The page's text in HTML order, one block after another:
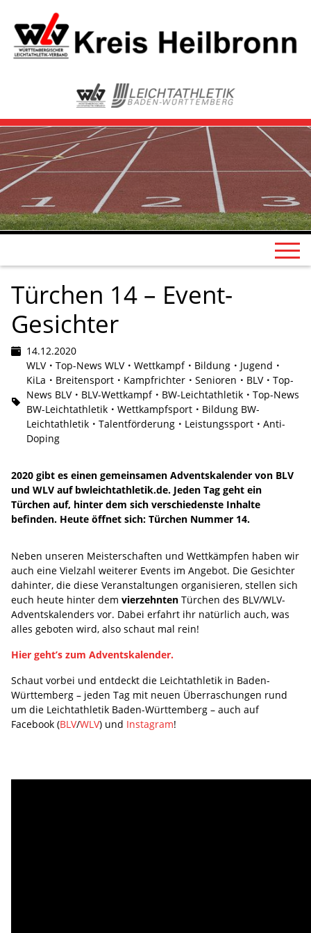
Türchen 14 – Event-
Gesichter
14.12.2020
WLV
Top-News WLV Wettkampf Bildung
Jugend
KiLa
Breitensport Kampfrichter Senioren BLV
Top-
News BLV
BLV-Wettkampf BW-Leichtathletik
Top-News
BW-Leichtathletik
Wettkampfsport
Bildung BW-
Leichtathletik
Talentförderung Leistungssport
Anti-
Doping
2020 gibt es einen gemeinsamen Adventskalender von BLV
und WLV auf bwleichtathletik.de. Jeden Tag geht ein
Türchen auf, hinter dem sich verschiedenste Inhalte
befinden. Heute öffnet sich: Türchen Nummer 14.
Neben unseren Meisterschaften und Wettkämpfen haben wir
auch eine Vielzahl weiterer Events im Angebot. Die Gesichter
dahinter, die diese Veranstaltungen organisieren, stellen sich
euch heute hinter dem vierzehnten Türchen des BLV/WLV-
Adventskalenders vor. Dabei erfahrt ihr natürlich auch, was
alles geboten wird, also schaut mal rein!
Hier geht’s zum Adventskalender.
Schaut vorbei und entdeckt die Leichtathletik in Baden-
Württemberg – jeden Tag mit neuen Überraschungen rund
um die Leichtathletik Baden-Württemberg – auch auf
Facebook (BLV/WLV) und Instagram!